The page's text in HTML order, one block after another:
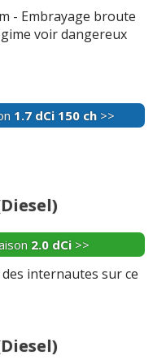
reussi a connecté
applicati ...Lire la suite
radars recul.(+)
régénération sous
sous garantie
sûre ...Lire la suite >>
c'est mon utilisation
fais pas assez de long
(+)
- Embrayage broute
voir dangereux
1.7 dCi 150 ch>>
2.0 dCi>>
internautes sur ce